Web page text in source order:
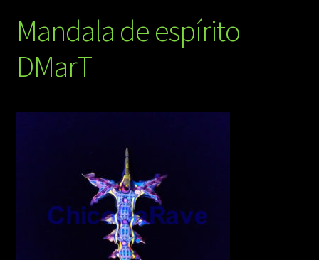
Carrinho
Finalizar compra
Mandala de espírito
DMarT